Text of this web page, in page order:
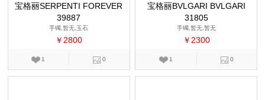
宝格丽SERPENTI FOREVER
39887
手镯,暂无,玉石
￥2800
1 0
宝格丽BVLGARI BVLGARI
31805
手镯,暂无,暂无
￥2300
1 0